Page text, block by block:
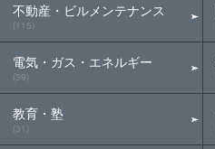
不動産・ビルメンテナンス
(115)
電気・ガス・エネルギー
(39)
教育・塾
(31)